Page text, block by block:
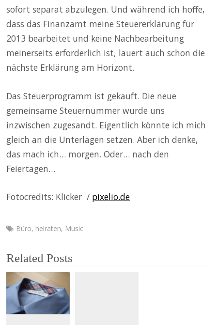
sofort separat abzulegen. Und während ich hoffe,
dass das Finanzamt meine Steuererklärung für
2013 bearbeitet und keine Nachbearbeitung
meinerseits erforderlich ist, lauert auch schon die
nächste Erklärung am Horizont.
Das Steuerprogramm ist gekauft. Die neue
gemeinsame Steuernummer wurde uns
inzwischen zugesandt. Eigentlich könnte ich mich
gleich an die Unterlagen setzen. Aber ich denke,
das mach ich… morgen. Oder… nach den
Feiertagen…
Fotocredits: Klicker / pixelio.de
Büro, heiraten, Music
Related Posts